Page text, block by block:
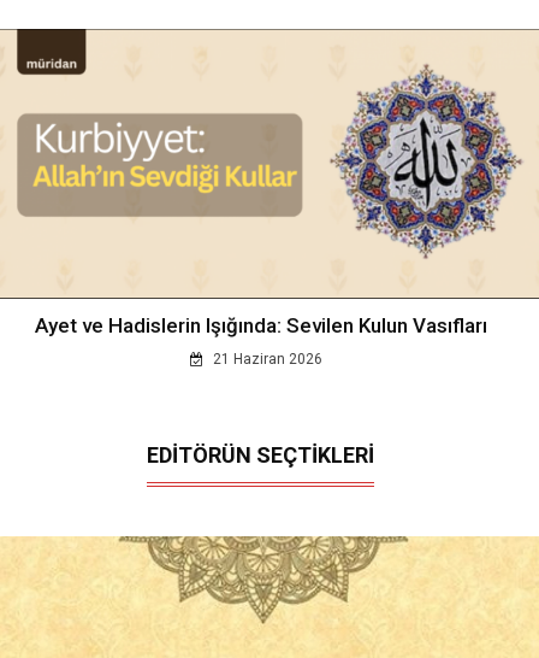
Ayet ve Hadislerin Işığında: Sevilen Kulun Vasıfları
21 Haziran 2026
EDİTÖRÜN SEÇTİKLERİ